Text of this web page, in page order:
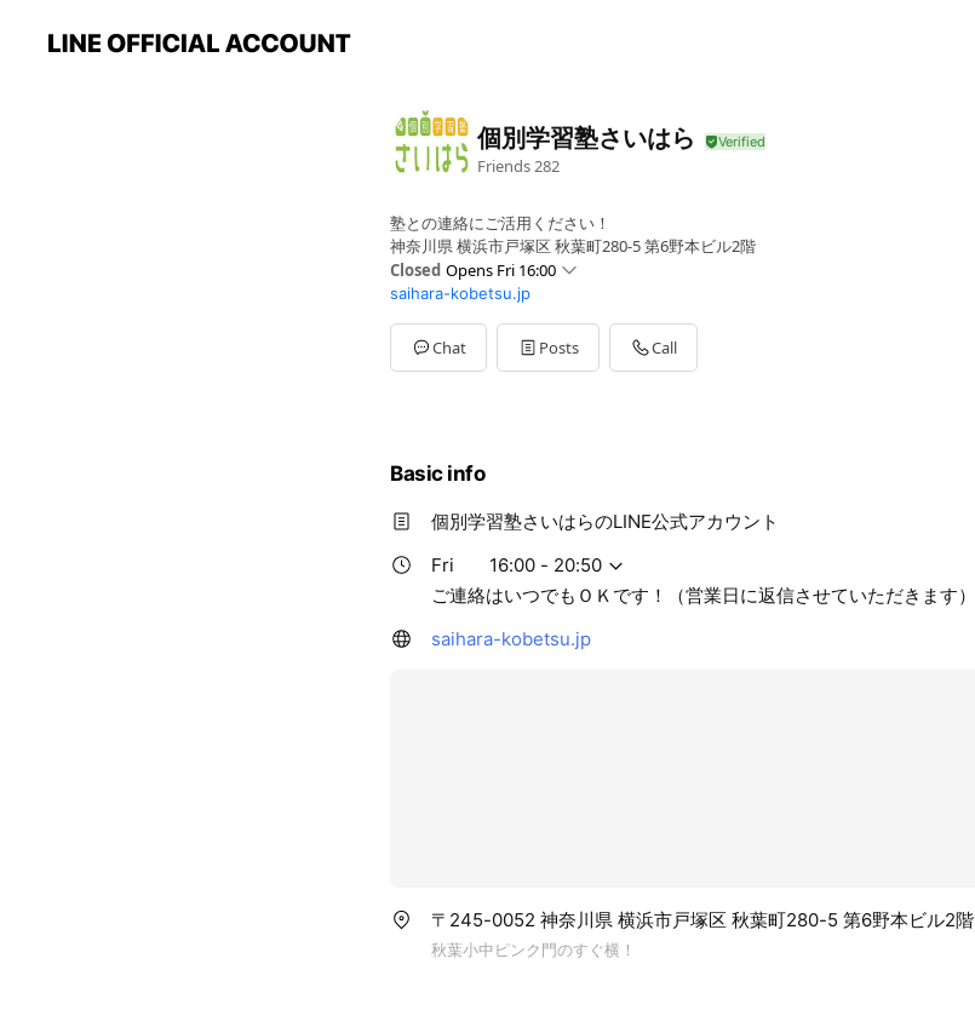
個別学習塾さいはら
Friends 282
塾との連絡にご活用ください！
神奈川県 横浜市戸塚区 秋葉町280-5 第6野本ビル2階
Closed Opens Fri 16:00
SunClosed
MonClosed
Tue16:00 - 20:50
Wed16:00 - 20:50
saihara-kobetsu.jp
Chat Posts Call
Basic info
個別学習塾さいはらのLINE公式アカウント
Fri
16:00 - 20:50
ご連絡はいつでもＯＫです！（営業日に返信させていただきます）
saihara-kobetsu.jp
〒245-0052 神奈川県 横浜市戸塚区 秋葉町280-5 第6野本ビル2階
秋葉小中ピンク門のすぐ横！